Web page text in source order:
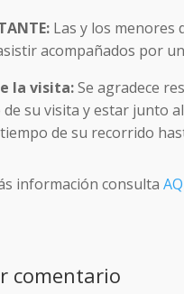
Las y los menores
acompañados por
la visita:Se agradece
su visita y estar junto
de su recorrido
información consulta
comentario